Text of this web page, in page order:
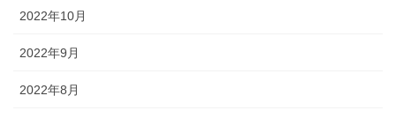
2022年10月
2022年9月
2022年8月